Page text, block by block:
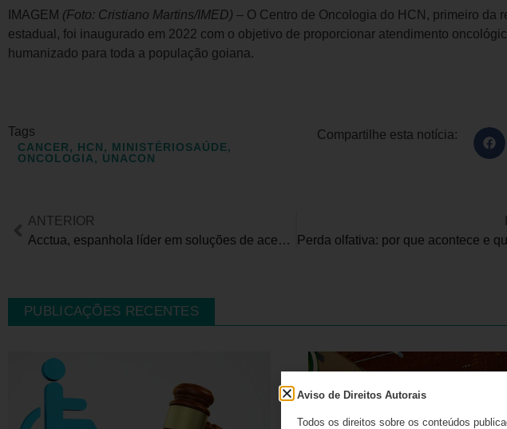
IMAGEM (Foto: Cristiano Martins/IMED) – O Centro de Oncologia do HCN, primeiro da
estadual, foi inaugurado em 2022 com o objetivo de proporcionar atendimento
humanizado para toda a população goiana.
Tags
CANCER, HCN, MINISTÉRIOSAÚDE,
ONCOLOGIA, UNACON
Compartilhe esta notícia:
ANTERIOR
Acctua, espanhola líder em soluções de acessibilidade digital, desembarca no Brasil
PUBLICAÇÕES RECENTES
Aviso de Direitos Autorais
Todos os direitos sobre os conteúdos